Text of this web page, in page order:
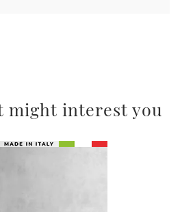
might interest you